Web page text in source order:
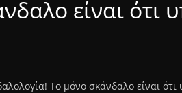
είναι ότι
Το μόνο σκάνδαλο είναι